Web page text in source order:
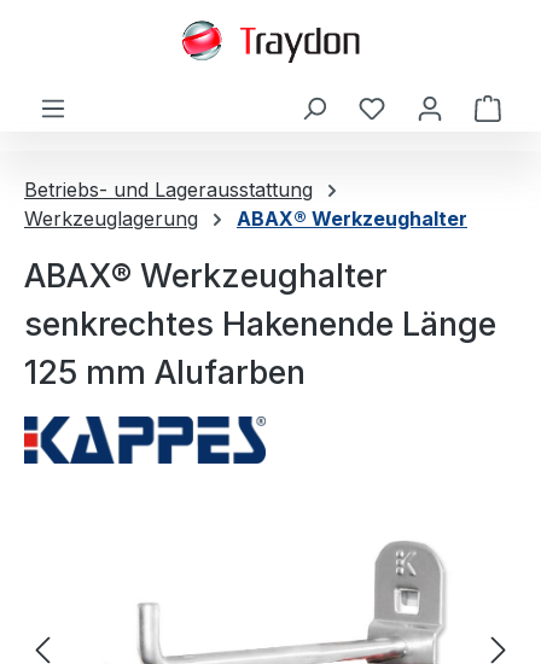
Betriebs- und Lagerausstattung
Werkzeuglagerung
ABAX® Werkzeughalter
ABAX® Werkzeughalter
senkrechtes Hakenende Länge
125 mm Alufarben